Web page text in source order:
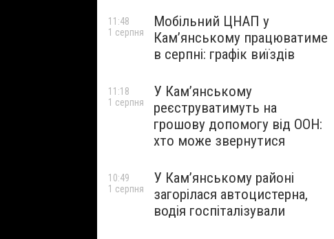
Мобільний ЦНАП у
Кам’янському працюватиме
в серпні: графік виїздів
11:48
1 серпня
У Кам’янському
реєструватимуть на
грошову допомогу від ООН:
хто може звернутися
11:18
1 серпня
У Кам’янському районі
загорілася автоцистерна,
водія госпіталізували
10:49
1 серпня